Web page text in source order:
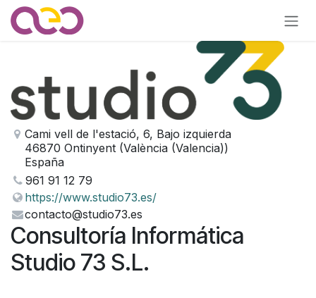
Ir al contenido
Cami vell de l'estació, 6, Bajo izquierda
46870 Ontinyent (València (Valencia))
España
961 91 12 79
https://www.studio73.es/
contacto@studio73.es
Consultoría Informática
Studio 73 S.L.